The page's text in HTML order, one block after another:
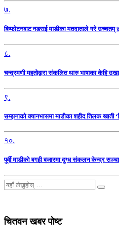
७.
बिष्फोटनबाट नडराई माडीका मतदाताले गरे उच्चतम्
८.
चन्द्रमणी महतोद्वारा संकलित थारु भाषाका केहि
९.
सम्झनाको क्यानभासमा माडीका शहीद तिलक खाती
१०.
पूर्वी माडीको बगही बजारमा दुग्ध संकलन केन्द्र
चितवन खबर पोष्ट